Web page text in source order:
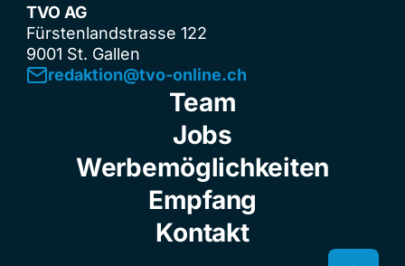
TVO AG
Fürstenlandstrasse 122
9001 St. Gallen
redaktion@tvo-online.ch
Team
Jobs
Werbemöglichkeiten
Empfang
Kontakt